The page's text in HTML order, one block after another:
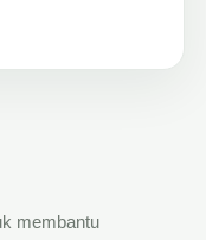
membantu